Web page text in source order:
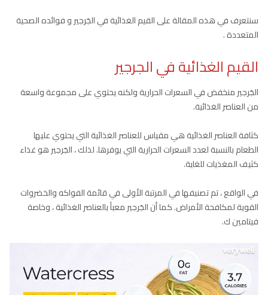
سنتعرف في هذه المقالة على القيم الغذائية في الجَرجير و فوائده الصحية
المتعددة .
القيم الغذائية في الجرجير
الجَرجير منخفض في السعرات الحرارية ولكنه يحتوي على مجموعة واسعة
من العناصر الغذائية.
كثافة العناصر الغذائية هي مقياس للعناصر الغذائية التي يحتوي عليها
الطعام بالنسبة لعدد السعرات الحرارية التي يوفرها. لذلك ، الجَرجير هو غذاء
كثيف المغذيات للغاية.
في الواقع ، تم تصنيفها في المرتبة الأولى في قائمة الفواكه والخضروات
القوية لمكافحة الأمراض. كما أن الجَرجير معبأ بالعناصر الغذائية ، وخاصة
فيتامين ك.